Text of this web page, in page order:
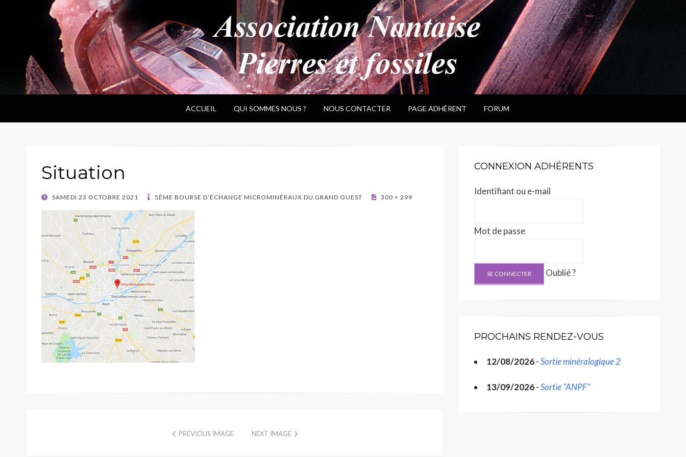
ANPF
Association Nantaise Pierres et Fossiles
ACCUEIL QUI SOMMES NOUS ? NOUS CONTACTER PAGE ADHÉRENT FORUM
Situation
POSTED
SAMEDI 23 OCTOBRE 2021 5ÈME BOURSE D’ÉCHANGE MICROMINÉRAUX DU GRAND OUEST 300 × 299
PREVIOUS IMAGE NEXT IMAGE
CONNEXION ADHÉRENTS
Identifiant ou e-mail
Mot de passe
Oublié ?
PROCHAINS RENDEZ-VOUS
12/08/2026-Sortie minéralogique 2
13/09/2026-Sortie "ANPF"